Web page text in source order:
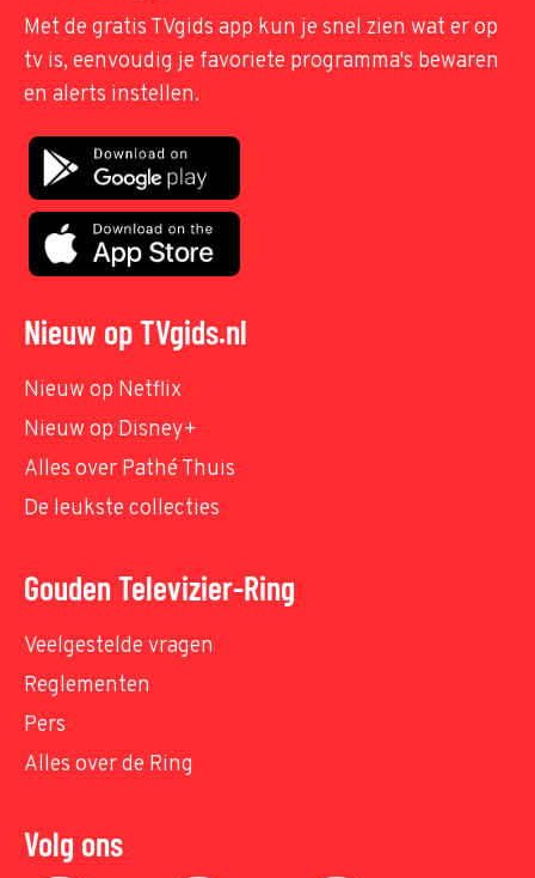
Met de gratis TVgids app kun je snel zien wat er op
tv is, eenvoudig je favoriete programma's bewaren
en alerts instellen.
Nieuw op TVgids.nl
Nieuw op Netflix
Nieuw op Disney+
Alles over Pathé Thuis
De leukste collecties
Gouden Televizier-Ring
Veelgestelde vragen
Reglementen
Pers
Alles over de Ring
Volg ons